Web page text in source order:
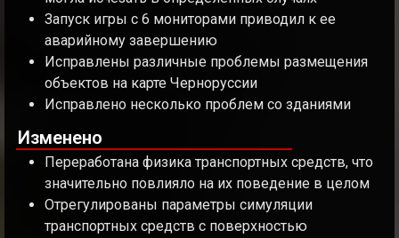
Запуск игры с 6 мониторами приводил к ее
аварийному завершению
Исправлены различные проблемы размещения
объектов на карте Черноруссии
Исправлено несколько проблем со зданиями
Изменено
Переработана физика транспортных средств, что
значительно повлияло на их поведение в целом
Отрегулированы параметры симуляции
транспортных средств с поверхностью